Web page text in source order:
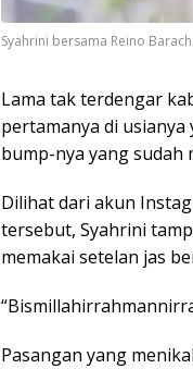
Syahrini bersama Reino
Lama tak terdengar
pertamanya di
bump-nya yang sudah
Dilihat dari akun
tersebut, Syahrini
memakai setelan jas
Pasangan yang